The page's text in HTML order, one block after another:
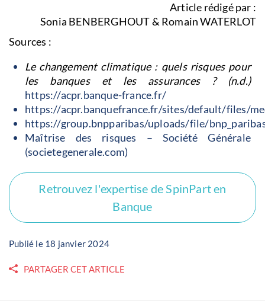
Article rédigé par :
Sonia BENBERGHOUT & Romain WATERLOT
Sources :
Le changement climatique : quels risques pour
les banques et les assurances ? (n.d.)
https://acpr.banque-france.fr/
https://acpr.banquefrance.fr/sites/default/files/
https://group.bnpparibas/uploads/file/
Maîtrise des risques – Société Générale
(societegenerale.com)
Retrouvez l'expertise de SpinPart en
Banque
Publié le 18 janvier 2024
PARTAGER CET ARTICLE